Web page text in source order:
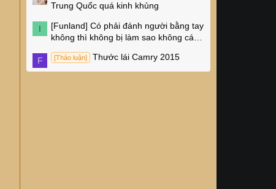
Trung Quốc quá kinh khủng
I [Funland] Có phải đánh người bằng tay
không thì không bị làm sao không các
F
[Thảo luận] Thước lái Camry 2015